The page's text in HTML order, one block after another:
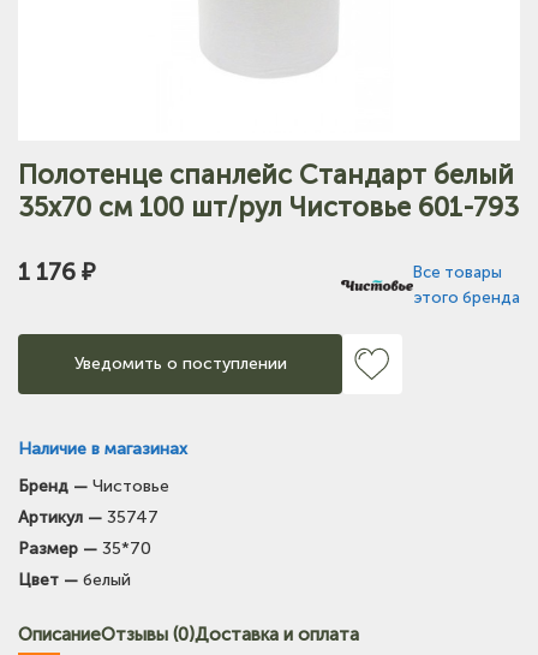
Полотенце спанлейс Стандарт белый
35х70 см 100 шт/рул Чистовье 601-793
1 176 ₽
Все товары
этого бренда
Уведомить о поступлении
Наличие в магазинах
Бренд — Чистовье
Артикул — 35747
Размер — 35*70
Цвет — белый
ОписаниеОтзывы (0)Доставка и оплата